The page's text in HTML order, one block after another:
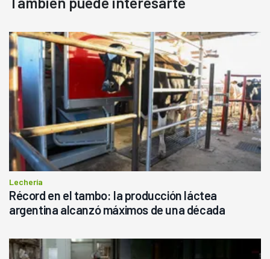
Lechería
Récord en el tambo: la producción láctea
argentina alcanzó máximos de una década